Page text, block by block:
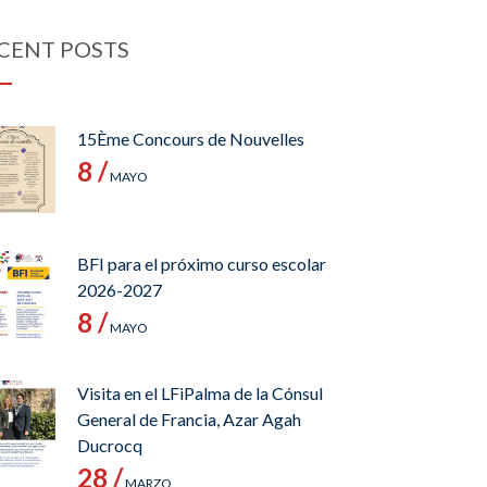
POSTS
15Ème Concours de Nouvelles
8 /MAYO
BFI para el próximo curso escolar
2026-2027
8 /MAYO
Visita en el LFiPalma de la Cónsul
General de Francia, Azar Agah
Ducrocq
28 /MARZO